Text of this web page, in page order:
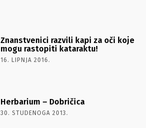
Znanstvenici razvili kapi za oči koje
mogu rastopiti kataraktu!
16. LIPNJA 2016.
Herbarium – Dobričica
30. STUDENOGA 2013.